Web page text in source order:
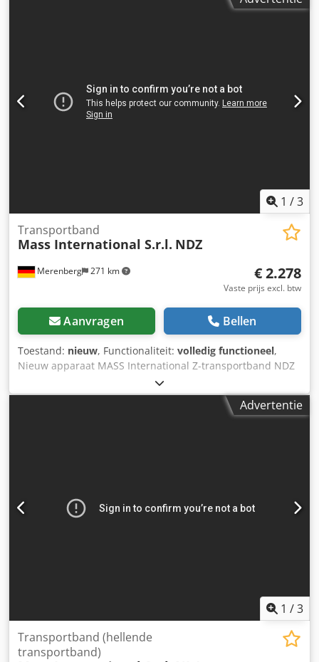
paddelscheider en opvangplaten in het invoergedeelte
Instelbare helling PU band Super Grip Bandsnelheid 3
m/min Verrijdbaar op zwenkbare stopwielen Zij-
opvangplaten in het invoergedeelte Paddelscheider
1 /3
Merenberg 271 km
Transportband
Mass International S.r.l. NDZ
€ 2.278
Vaste prijs excl. btw
Aanvragen Bellen
Toestand: nieuw, Functionaliteit: volledig functioneel,
Nieuw apparaat MASS International Z-transportband NDZ
Hoektransportband / lopende band Korte levertijden
mogelijk Voorbeeld zoals afgebeeld: Hoogteverstelbaar
hoektransportband met verstelbare hoeken NDZ 1
Kleur zwart L-balken Balkafstand 500 mm Balkhoogte 30
mm Bandsnelheid 3 m/min Standaardbesturing met
Advertentie
1 /3
Transportband (hellende
transportband)